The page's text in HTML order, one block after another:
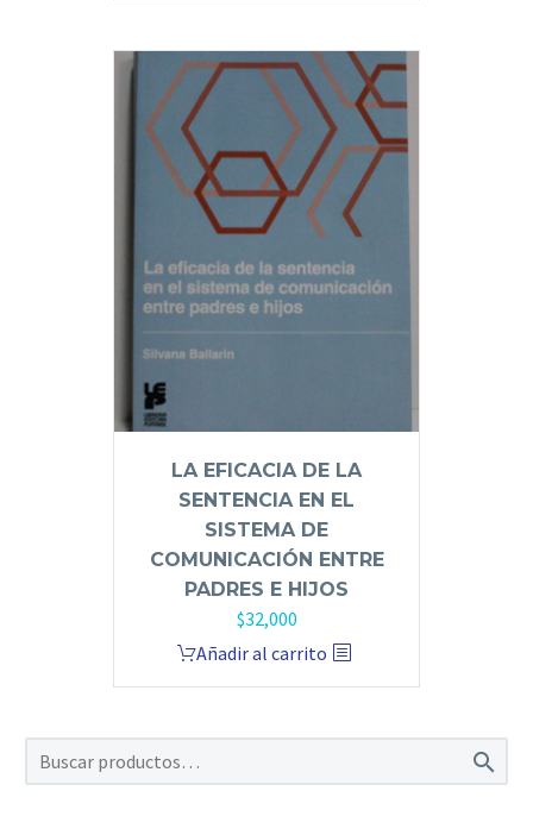
LA EFICACIA DE LA
SENTENCIA EN EL
SISTEMA DE
COMUNICACIÓN ENTRE
PADRES E HIJOS
$32,000
Añadir al carrito
